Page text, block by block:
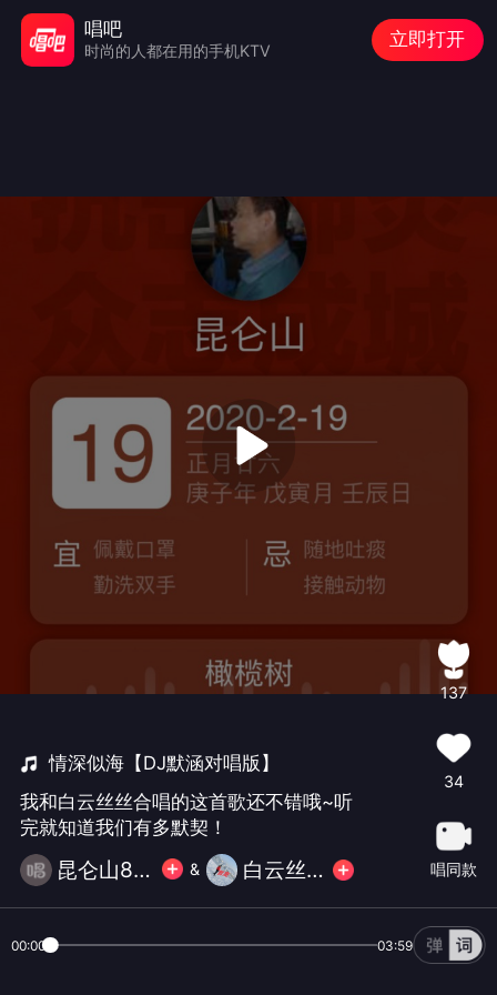
情深似海【DJ默涵对唱版】
我和白云丝丝合唱的这首歌还不错哦~听
完就知道我们有多默契！
昆仑山830 & 白云丝丝
137
34
唱同款
00:00 03:59
唱吧
时尚的人都在用的手机KTV
立即打开